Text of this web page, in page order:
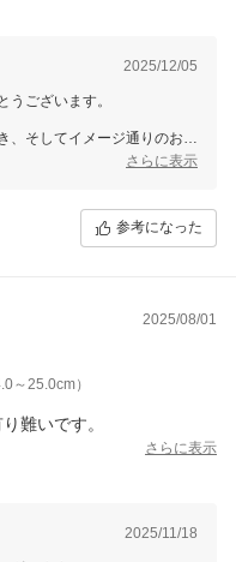
2025/12/05
うございます。
そしてイメージ通りのお品
。つまずき防止の工夫が施さ
お届けできるよう努めてまい
さらに表示
参考になった
2025/08/01
～25.0cm）
難いです。
さらに表示
2025/11/18